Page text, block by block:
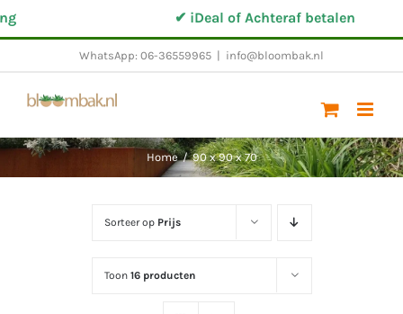
Ga
naar
✔ iDeal of Achteraf betalen
WhatsApp: 06-36559965 info@bloombak.nl
Home / 90 x 90 x 70
Sorteer op Prijs
Toon 16 producten